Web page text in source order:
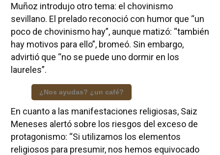
Muñoz introdujo otro tema: el chovinismo
sevillano. El prelado reconoció con humor que “un
poco de chovinismo hay”, aunque matizó: “también
hay motivos para ello”, bromeó. Sin embargo,
advirtió que “no se puede uno dormir en los
laureles”.
¿Nos ayudas? ¿un café?
En cuanto a las manifestaciones religiosas, Saiz
Meneses alertó sobre los riesgos del exceso de
protagonismo: “Si utilizamos los elementos
religiosos para presumir, nos hemos equivocado